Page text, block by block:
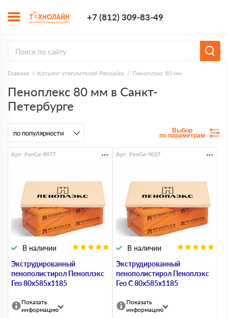
+7 (812) 309-83-49
Главная Каталог утеплителей Penoplex Пеноплэкс 80 мм
Пеноплекс 80 мм в Санкт-
Петербурге
Выбор
по параметрам
Экструдированный
пенополистирол Пеноплэкс
Гео 80х585х1185
В наличии
Арт. PenGe-8977
Показать
информацию
Экструдированный
пенополистирол Пеноплэкс
Гео С 80х585х1185
В наличии
Арт. PenGe-9037
Показать
информацию